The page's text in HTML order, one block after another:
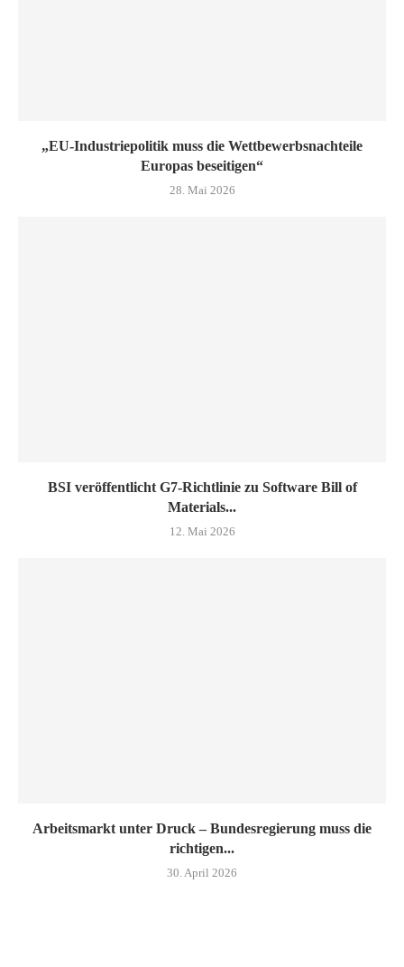
„EU-Industriepolitik muss die Wettbewerbsnachteile
Europas beseitigen“
28. Mai 2026
BSI veröffentlicht G7-Richtlinie zu Software Bill of
Materials...
12. Mai 2026
Arbeitsmarkt unter Druck – Bundesregierung muss die
richtigen...
30. April 2026